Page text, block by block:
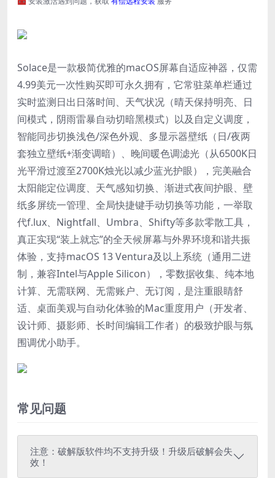
Solace是一款极简优雅的macOS屏幕自适应神器，仅需
4.99美元一次性购买即可永久拥有，它常驻菜单栏通过
实时监测日出日落时间、天气状况（晴天保持明亮、日
间模式，阴雨雷暴自动切暗黑模式）以及自定义调度，
智能同步切换浅色/深色外观、多显示器壁纸（日/夜两
套独立壁纸+渐变调暗）、晚间暖色调滤光（从6500K日
光平滑过渡至2700K烛光以减少蓝光护眼），完美融合
太阳能定位调度、天气感知切换、渐进式夜间护眼、壁
纸多屏统一管理、全局快捷键手动切换等功能，一举取
代f.lux、Nightfall、Umbra、Shifty等多款零散工具，
真正实现“装上就忘”的全天候屏幕与外界环境和谐共振
体验，支持macOS 13 Ventura及以上系统（通用二进
制，兼容Intel与Apple Silicon），零数据收集、纯本地
计算、无需联网、无需账户、无订阅，是注重眼睛舒
适、桌面美观与自动化体验的Mac重度用户（开发者、
设计师、摄影师、长时间编辑工作者）的极致护眼与氛
围调优小助手。
常见问题
注意：破解版软件均不支持升级！升级后破解会失
效！